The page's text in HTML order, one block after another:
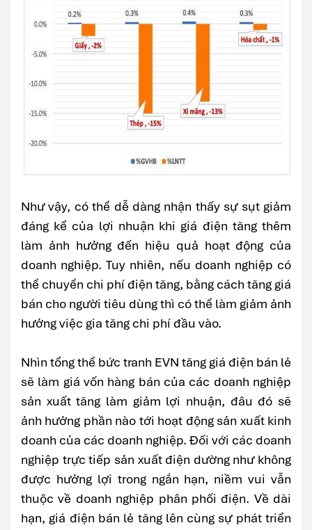
Như vậy, có thể dễ dàng nhận thấy sự sụt giảm
đáng kể của lợi nhuận khi giá điện tăng thêm
làm ảnh hưởng đến hiệu quả hoạt động của
doanh nghiệp. Tuy nhiên, nếu doanh nghiệp có
thể chuyển chi phí điện tăng, bằng cách tăng giá
bán cho người tiêu dùng thì có thể làm giảm ảnh
hưởng việc gia tăng chi phí đầu vào.
Nhìn tổng thể bức tranh EVN tăng giá điện bán lẻ
sẽ làm giá vốn hàng bán của các doanh nghiệp
sản xuất tăng làm giảm lợi nhuận, đâu đó sẽ
ảnh hưởng phần nào tới hoạt động sản xuất kinh
doanh của các doanh nghiệp. Đối với các doanh
nghiệp trực tiếp sản xuất điện dường như không
được hưởng lợi trong ngắn hạn, niềm vui vẫn
thuộc về doanh nghiệp phân phối điện. Về dài
hạn, giá điện bán lẻ tăng lên cùng sự phát triển